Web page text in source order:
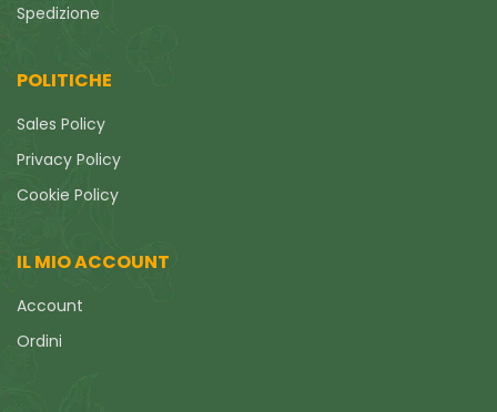
Spedizione
POLITICHE
Sales Policy
Privacy Policy
Cookie Policy
IL MIO ACCOUNT
Account
Ordini